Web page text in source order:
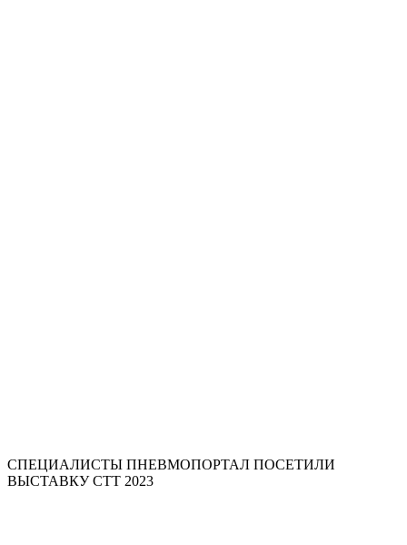
СПЕЦИАЛИСТЫ ПНЕВМОПОРТАЛ ПОСЕТИЛИ
ВЫСТАВКУ СТТ 2023